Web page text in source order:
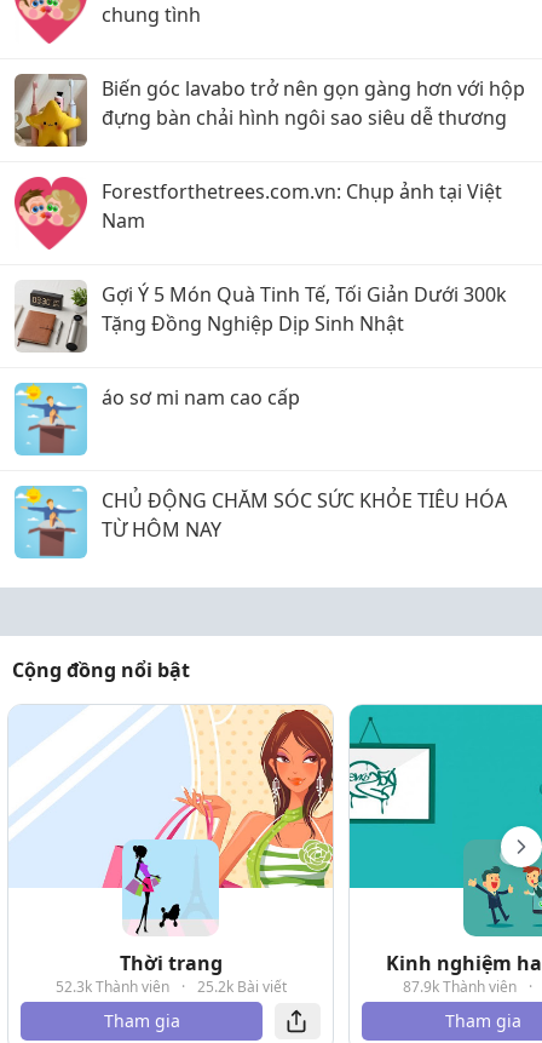
chung tình
Biến góc lavabo trở nên gọn gàng hơn với hộp
đựng bàn chải hình ngôi sao siêu dễ thương
Forestforthetrees.com.vn: Chụp ảnh tại Việt
Nam
Gợi Ý 5 Món Quà Tinh Tế, Tối Giản Dưới 300k
Tặng Đồng Nghiệp Dịp Sinh Nhật
áo sơ mi nam cao cấp
CHỦ ĐỘNG CHĂM SÓC SỨC KHỎE TIÊU HÓA
TỪ HÔM NAY
Cộng đồng nổi bật
Thời trang
52.3k Thành viên · 25.2k Bài viết
Tham gia
Kinh nghiệm
87.9k Thành viên ·
Tham gia